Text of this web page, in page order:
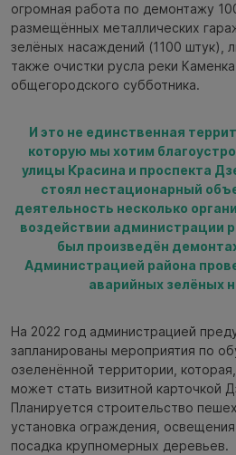
огромная работа по демонтажу
размещённых металлических
зелёных насаждений (1100 штук),
также очистки русла реки
общегородского субботника.
И это не единственная
которую мы хотим
улицы Красина и проспекта
стоял нестационарный
деятельность несколько
воздействии администрации
был произведён
Администрацией района
аварийных зелёных
На 2022 год администрацией
запланированы мероприятия по
озеленённой территории,
может стать визитной карточкой
Планируется строительство
установка ограждения,
посадка крупномерных деревьев.